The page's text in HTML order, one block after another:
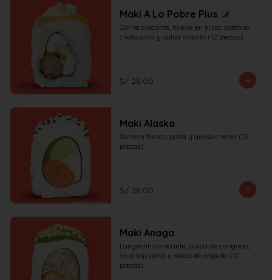
Maki A Lo Pobre Plus
Carne crocante, huevo, en el top plátano,
chalaquita y salsa tiradito (12 piezas)
S/ 28.00
Maki Alaska
Salmon fresco, palta y queso crema (12
piezas)
S/ 28.00
Maki Anago
Langostino crocante, pulpa de cangrejo,
en el top palta y salsa de anguila (12
piezas)